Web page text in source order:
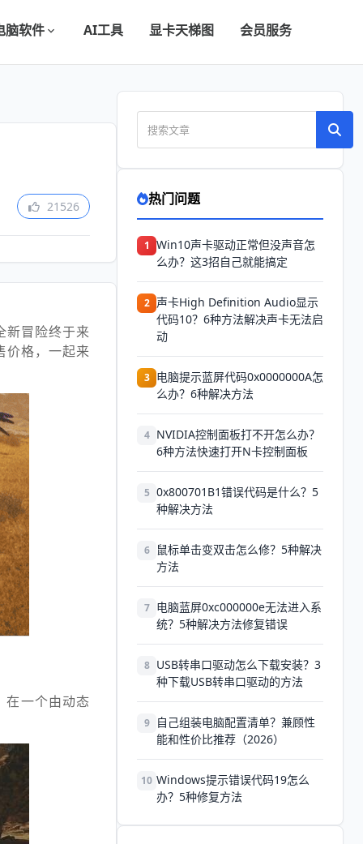
脑软件 AI工具 显卡天梯图 会员服务
21526
新冒险终于来
价格，一起来
在一个由动态
热门问题
1 Win10声卡驱动正常但没声音怎
么办？这3招自己就能搞定
2 声卡High Definition Audio显示
代码10？6种方法解决声卡无法启
动
3 电脑提示蓝屏代码0x0000000A怎
么办？6种解决方法
4 NVIDIA控制面板打不开怎么办？
6种方法快速打开N卡控制面板
5 0x800701B1错误代码是什么？5
种解决方法
6
鼠标单击变双击怎么修？5种解决
方法
7 电脑蓝屏0xc000000e无法进入系
统？5种解决方法修复错误
8 USB转串口驱动怎么下载安装？3
种下载USB转串口驱动的方法
9
自己组装电脑配置清单？兼顾性
能和性价比推荐（2026）
10 Windows提示错误代码19怎么
办？5种修复方法